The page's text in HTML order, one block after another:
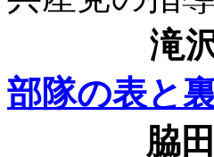
滝沢
部隊の表と裏
脇田